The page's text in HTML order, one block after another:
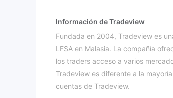
Información de Tradeview
Fundada en 2004, Tradeview es
LFSA en Malasia. La compañía
los traders acceso a varios
Tradeview es diferente a la
cuentas de Tradeview.